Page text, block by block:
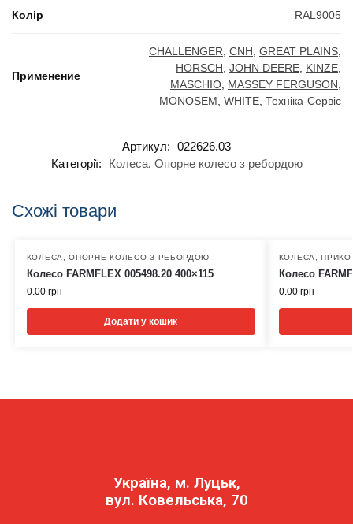
Колір RAL9005
Применение
CHALLENGER CNH GREAT PLAINS
HORSCH JOHN DEERE KINZE
MASCHIO MASSEY FERGUSON
MONOSEM WHITE Техніка-Сервіс
Артикул: 022626.03
Категорії:
Колеса, Опорне колесо з ребордою
Схожі товари
КОЛЕСА ,ОПОРНЕ КОЛЕСО З РЕБОРДОЮ
Колесо FARMFLEX 005498.20 400×115
0.00 грн
Додати у кошик
КОЛЕСА ,
Колесо
0.00 грн
Україна, м. Луцьк,
вул. Ковельська, 70